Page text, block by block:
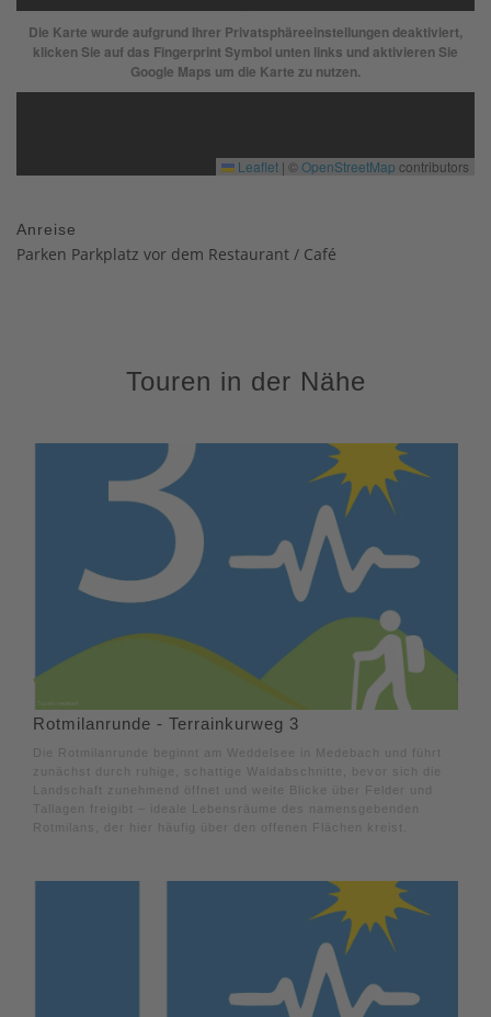
Die Karte wurde aufgrund Ihrer Privatsphäreeinstellungen deaktiviert,
klicken Sie auf das Fingerprint Symbol unten links und aktivieren Sie
Google Maps um die Karte zu nutzen.
Leaflet | ©OpenStreetMap contributors
Anreise
Parken Parkplatz vor dem Restaurant / Café
Touren in der Nähe
Rotmilanrunde - Terrainkurweg 3
Die Rotmilanrunde beginnt am Weddelsee in Medebach und führt
zunächst durch ruhige, schattige Waldabschnitte, bevor sich die
Landschaft zunehmend öffnet und weite Blicke über Felder und
Tallagen freigibt – ideale Lebensräume des namensgebenden
Rotmilans, der hier häufig über den offenen Flächen kreist.